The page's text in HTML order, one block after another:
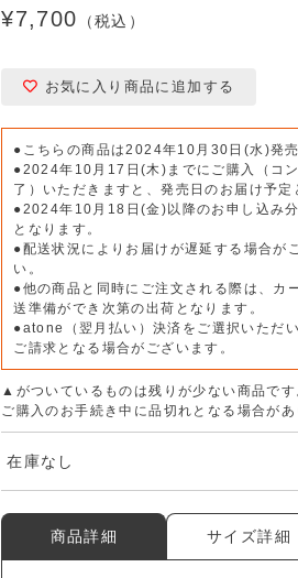
¥7,700 （税込）
お気に入り商品に追加する
●こちらの商品は2024年10月30日(水)発売
●2024年10月17日(木)までにご購入（コ
了）いただきますと、発売日のお届け予定
●2024年10月18日(金)以降のお申し込み
となります。
●配送状況によりお届けが遅延する場合が
い。
●他の商品と同時にご注文される際は、カ
送準備ができ次第の出荷となります。
●atone（翌月払い）決済をご選択いただ
ご請求となる場合がございます。
▲がついているものは残りが少ない商品です
ご購入のお手続き中に品切れとなる場合があ
在庫なし
商品詳細 サイズ詳細